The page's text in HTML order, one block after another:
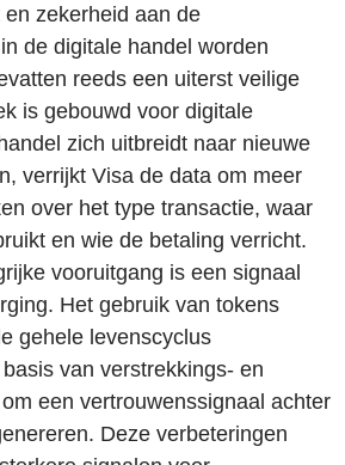
zekerheid aan de
de digitale handel worden
reeds een uiterst veilige
is gebouwd voor digitale
zich uitbreidt naar nieuwe
verrijkt Visa de data om meer
over het type transactie, waar
en wie de betaling verricht.
vooruitgang is een signaal
Het gebruik van tokens
gehele levenscyclus
van verstrekkings- en
een vertrouwenssignaal achter
Deze verbeteringen